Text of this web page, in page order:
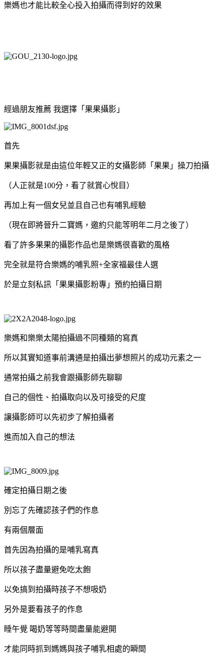
樂媽也才能比較全心投入拍攝而得到好的效果
經過朋友推薦 我選擇「果果攝影」
首先
果果攝影就是由這位年輕又正的女攝影師「果果」操刀拍攝
（人正就是100分，看了就賞心悅目）
再加上有一個女兒並且自己也有哺乳經驗
（現在即將晉升二寶媽，邀約只能等明年二月之後了）
看了許多果果的攝影作品也是樂媽很喜歡的風格
完全就是符合樂媽的哺乳照+全家福最佳人選
於是立刻私訊「果果攝影粉專」預約拍攝日期
樂媽和樂樂太陽拍攝過不同種類的寫真
所以其實知道事前溝通是拍攝出夢想照片的成功元素之一
通常拍攝之前我會跟攝影師先聊聊
自己的個性、拍攝取向以及可接受的尺度
讓攝影師可以先初步了解拍攝者
進而加入自己的想法
確定拍攝日期之後
別忘了先確認孩子們的作息
有兩個層面
首先因為拍攝的是哺乳寫真
所以孩子盡量避免吃太飽
以免搞到拍攝時孩子不想吸奶
另外是要看孩子的作息
睡午覺 喝奶等等時間盡量能避開
才能同時抓到媽媽與孩子哺乳相處的瞬間